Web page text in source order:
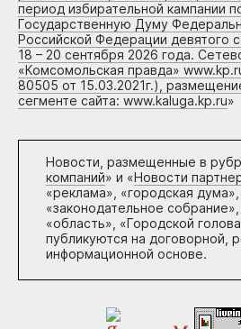
период избирательной кампании
Государственную Думу
Российской Федерации девятого
18 – 20 сентября 2026 года.
«Комсомольская правда»
80505 от 15.03.2021г.),
сегменте сайта: www.kaluga.kp.ru»
Новости, размещенные в
компаний» и «Новости
«реклама», «городская дума»,
«законодательное собрание»,
«область», «Городской
публикуются на договорной,
информационной основе.